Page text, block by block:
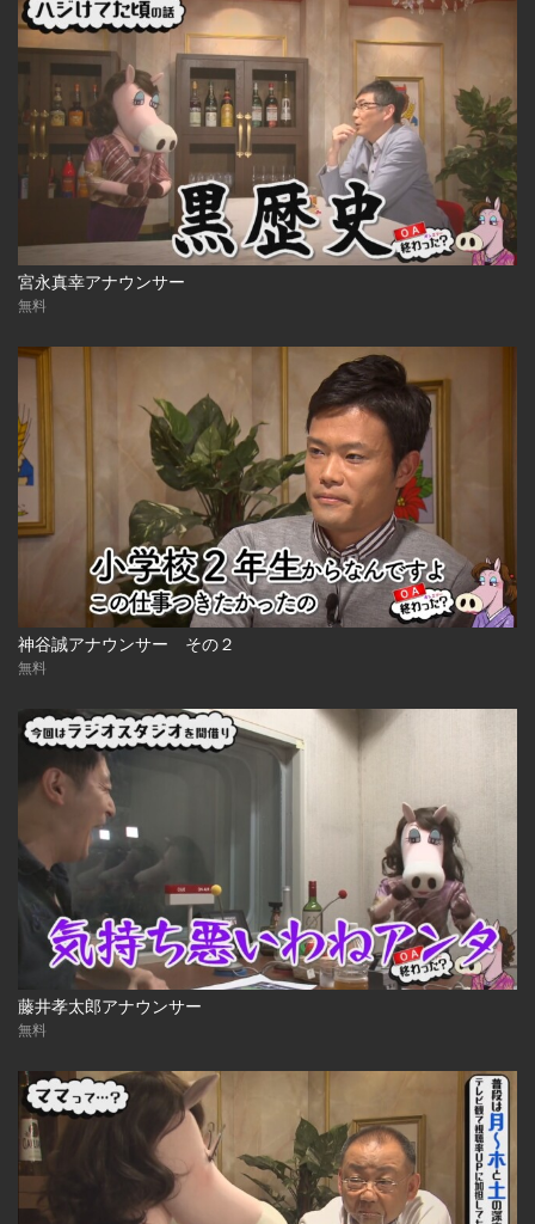
宮永真幸アナウンサー
無料
神谷誠アナウンサー その２
無料
藤井孝太郎アナウンサー
無料